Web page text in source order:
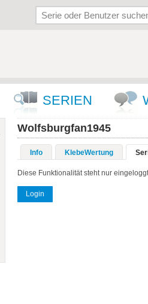
SERIEN
Wolfsburgfan1945
Info KlebeWertung
Diese Funktionalität steht nur
Login